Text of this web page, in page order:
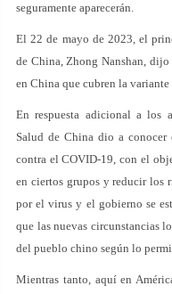
seguramente aparecerán.
El 22 de mayo de 2023, el
de China, Zhong Nanshan, dijo
en China que cubren la
En respuesta adicional a los
Salud de China dio a
contra el COVID-19, con el
en ciertos grupos y reducir los
por el virus y el gobierno se
que las nuevas circunstancias
del pueblo chino según lo
Mientras tanto, aquí en